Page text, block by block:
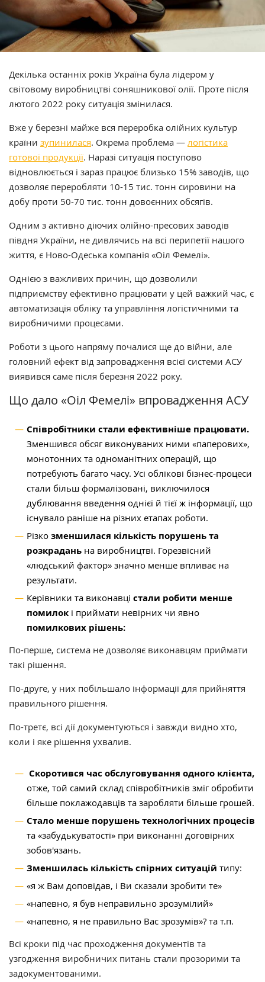
Декілька останніх років Україна була лідером у
світовому виробництві соняшникової олії. Проте після
лютого 2022 року ситуація змінилася.
Вже у березні майже вся переробка олійних культур
країни зупинилася. Окрема проблема — логістика
готової продукції. Наразі ситуація поступово
відновлюється і зараз працює близько 15% заводів, що
дозволяє переробляти 10-15 тис. тонн сировини на
добу проти 50-70 тис. тонн довоєнних обсягів.
Одним з активно діючих олійно-пресових заводів
півдня України, не дивлячись на всі перипетії нашого
життя, є Ново-Одеська компанія «Оіл Фемелі».
Однією з важливих причин, що дозволили
підприємству ефективно працювати у цей важкий час, є
автоматизація обліку та управління логістичними та
виробничими процесами.
Роботи з цього напряму почалися ще до війни, але
головний ефект від запровадження всієї системи АСУ
виявився саме після березня 2022 року.
Що дало «Оіл Фемелі» впровадження АСУ
Співробітники стали ефективніше працювати.
Зменшився обсяг виконуваних ними «паперових»,
монотонних та одноманітних операцій, що
потребують багато часу. Усі облікові бізнес-процеси
стали більш формалізовані, виключилося
дублювання введення однієї й тієї ж інформації, що
існувало раніше на різних етапах роботи.
Різко зменшилася кількість порушень та
розкрадань на виробництві. Горезвісний
«людський фактор» значно менше впливає на
результати.
Керівники та виконавці стали робити менше
помилок і приймати невірних чи явно
помилкових рішень:
По-перше, система не дозволяє виконавцям приймати
такі рішення.
По-друге, у них побільшало інформації для прийняття
правильного рішення.
По-третє, всі дії документуються і завжди видно хто,
коли і яке рішення ухвалив.
Скоротився час обслуговування одного клієнта,
отже, той самий склад співробітників зміг обробити
більше поклажодавців та заробляти більше грошей.
Стало менше порушень технологічних процесів
та «забудькуватості» при виконанні договірних
зобов'язань.
Зменшилась кількість спірних ситуацій типу:
«я ж Вам доповідав, і Ви сказали зробити те»
«напевно, я був неправильно зрозумілий»
«напевно, я не правильно Вас зрозумів»? та т.п.
Всі кроки під час проходження документів та
узгодження виробничих питань стали прозорими та
задокументованими.